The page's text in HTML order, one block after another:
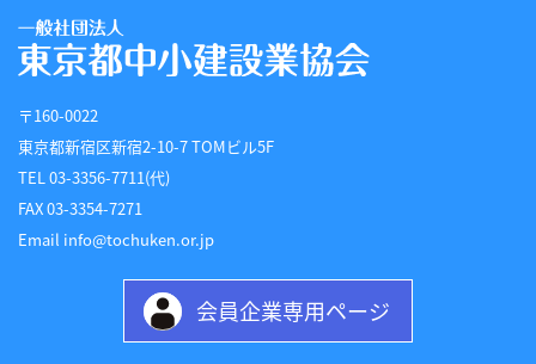
〒160-0022
東京都新宿区新宿2-10-7 TOMビル5F
TEL 03-3356-7711(代)
FAX 03-3354-7271
Email info@tochuken.or.jp
会員企業専用ページ